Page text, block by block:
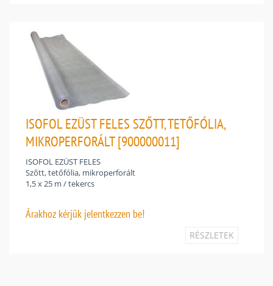
ISOFOL EZÜST FELES SZŐTT, TETŐFÓLIA,
MIKROPERFORÁLT [900000011]
ISOFOL EZÜST FELES
Szőtt, tetőfólia, mikroperforált
1,5 x 25 m / tekercs
Árakhoz kérjük jelentkezzen be!
RÉSZLETEK